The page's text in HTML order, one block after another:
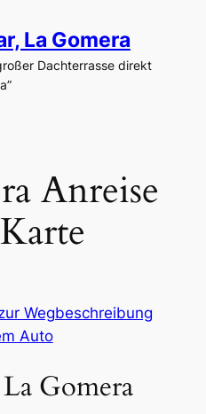
La Gomera
Dachterrasse direkt
Anreise
Wegbeschreibung
Auto
Gomera